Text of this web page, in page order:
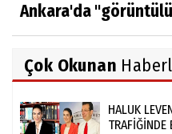
Ankara'da
Çok Okunan
HALUK
TRAFİĞİNDE